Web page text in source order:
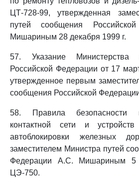
ЦТ-728-99, утвержденная
путей сообщения
Мишариным 28 декабря 1999 г.
57. Указание Министерства
Российской Федерации от 17
утвержденное первым
сообщения Российской
58. Правила безопасности
контактной сети и устройств
автоблокировки железных
заместителем Министра путей
Федерации А.С. Мишариным 5
ЦЭ-750.